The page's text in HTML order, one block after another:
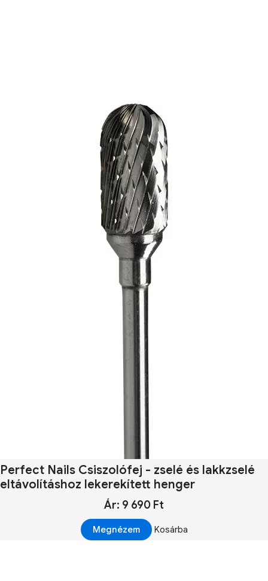
Perfect Nails Csiszolófej - zselé és lakkzselé
eltávolításhoz lekerekített henger
Ár: 9 690 Ft
Megnézem Kosárba